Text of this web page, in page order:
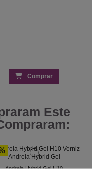
Comprar
Este
Andreia Hybrid Gel H10